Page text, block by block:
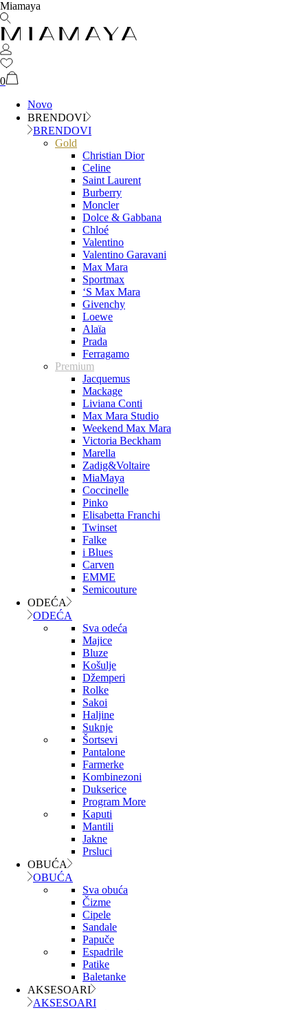
Miamaya
0
Novo
BRENDOVI
BRENDOVI
Gold
Christian Dior
Celine
Saint Laurent
Burberry
Moncler
Dolce & Gabbana
Chloé
Valentino
Valentino Garavani
Max Mara
Sportmax
‘S Max Mara
Givenchy
Loewe
Alaïa
Prada
Ferragamo
Premium
Jacquemus
Mackage
Liviana Conti
Max Mara Studio
Weekend Max Mara
Victoria Beckham
Marella
Zadig&Voltaire
MiaMaya
Coccinelle
Pinko
Elisabetta Franchi
Twinset
Falke
i Blues
Carven
EMME
Semicouture
ODEĆA
ODEĆA
Sva odeća
Majice
Bluze
Košulje
Džemperi
Rolke
Sakoi
Haljine
Suknje
Šortsevi
Pantalone
Farmerke
Kombinezoni
Dukserice
Program More
Kaputi
Mantili
Jakne
Prsluci
OBUĆA
OBUĆA
Sva obuća
Čizme
Cipele
Sandale
Papuče
Espadrile
Patike
Baletanke
AKSESOARI
AKSESOARI